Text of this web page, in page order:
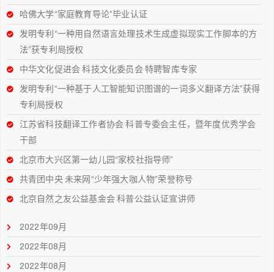
哈佛大学“家庭教育导论”毕业认证
发明专利“一种用自然语言处理技术生成虚拟现实工作脚本的方
法”获专利局授权
中华文化促进会 科技文化委员会 特聘智库专家
发明专利“一种基于人工智能知识图谱的一词多义翻译方法”获得
专利局授权
江苏省科技翻译工作者协会 科普专委会主任，暨年度优秀学会
干部
北京市大兴区第一幼儿园“家校社指导师”
共青团中央 未来网“少年强大咖人物”荣誉称号
北京自然之友公益基金会 科普公益认证宣讲师
2022年09月
2022年08月
2022年08月